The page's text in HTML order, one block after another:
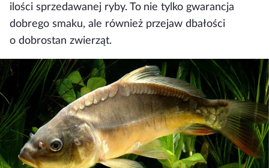
ilości sprzedawanej ryby. To nie tylko gwarancja
dobrego smaku, ale również przejaw dbałości
o dobrostan zwierząt.